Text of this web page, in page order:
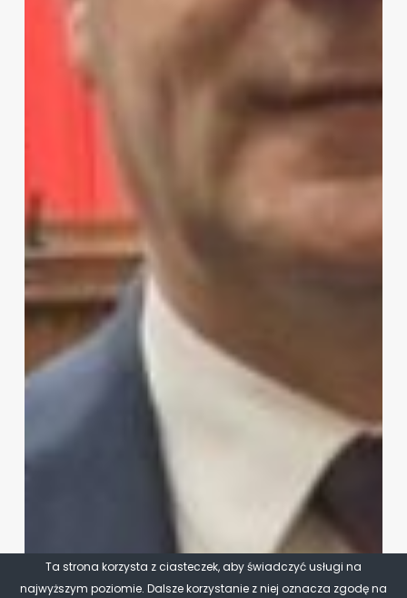
Ta strona korzysta z ciasteczek, aby świadczyć usługi na
najwyższym poziomie. Dalsze korzystanie z niej oznacza zgodę na